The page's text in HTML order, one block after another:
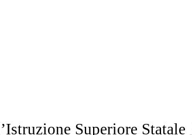
Superiore Statale